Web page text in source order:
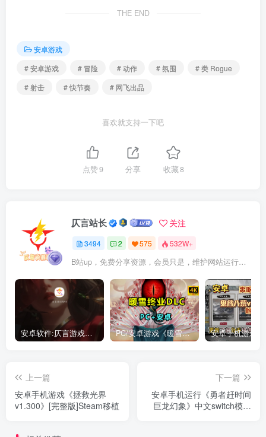
THE END
安卓游戏
# 安卓游戏
# 冒险 # 动作 # 氛围
# 类 Rogue
# 射击
# 快节奏 # 网飞出品
喜欢就支持一下吧
点赞9 分享 收藏8
仄言站长 关注
3494 2 575 532W+
B站up，免费分享资源，会员只是，维护网站运行，会员权利为可以支持本地下载，更多内容，敬请期待！
安卓软件:仄言游戏库4.0APP全新上架了！没有下的赶紧下载呀！ PC/安卓游戏《暖雪最新v3.1.0.1》终业DLC整合版！
上一篇
安卓手机游戏《拯救光界
v1.300》[完整版]Steam移植
下一篇
安卓手机运行《勇者赶时间
巨龙幻象》中文switch模拟